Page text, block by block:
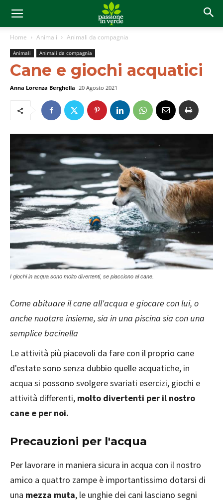
Home Animali Animali da compagnia
Animali Animali da compagnia
Cane e giochi acquatici
Anna Lorenza Berghella 20 Agosto 2021
I giochi in acqua sono molto divertenti, se piacciono al cane.
Come abituare il cane all'acqua e giocare con lui, o
anche nuotare insieme, sia in una piscina sia con una
semplice bacinella
Le attività più piacevoli da fare con il proprio cane
d'estate sono senza dubbio quelle acquatiche, in
acqua si possono svolgere svariati esercizi, giochi e
attività differenti, molto divertenti per il nostro
cane e per noi.
Precauzioni per l'acqua
Per lavorare in maniera sicura in acqua con il nostro
amico a quattro zampe è importantissimo dotarsi di
una mezza muta, le unghie dei cani lasciano segni